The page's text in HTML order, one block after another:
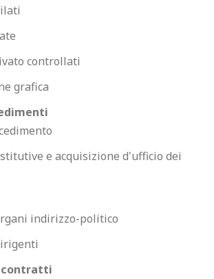
controllati
grafica
e acquisizione d'ufficio dei
indirizzo-politico
contratti